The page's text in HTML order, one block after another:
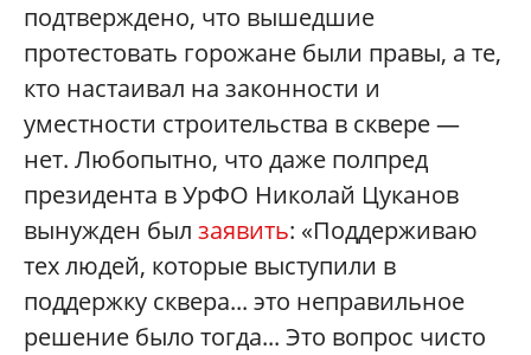
подтверждено, что вышедшие
протестовать горожане были правы, а те,
кто настаивал на законности и
уместности строительства в сквере —
нет. Любопытно, что даже полпред
президента в УрФО Николай Цуканов
вынужден был заявить: «Поддерживаю
тех людей, которые выступили в
поддержку сквера... это неправильное
решение было тогда... Это вопрос чисто